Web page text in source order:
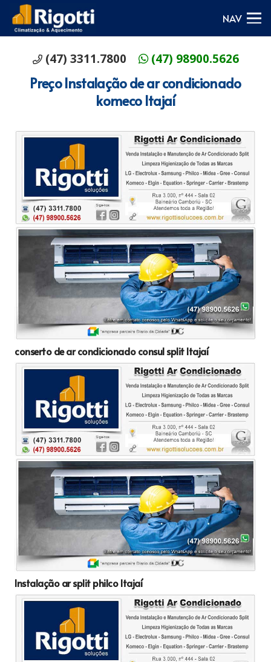
NAV
(47) 3311.7800 (47) 98900.5626
Preço Instalação de ar condicionado
komeco Itajaí
conserto de ar condicionado consul split Itajaí
Instalação ar split philco Itajaí